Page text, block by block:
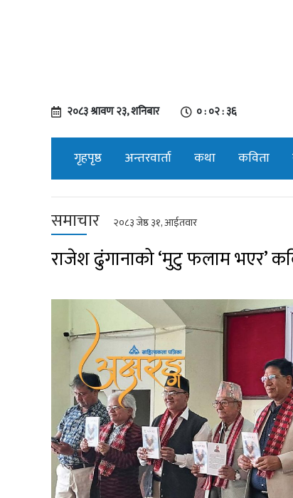
२०८३ श्रावण २३, शनिबार ० : ०२ : ३७
गृहपृष्ठ अन्तरवार्ता कथा कविता
समाचार २०८३ जेष्ठ ३१, आईतवार
राजेश ढुंगानाको ‘मुटु फलाम भएर’